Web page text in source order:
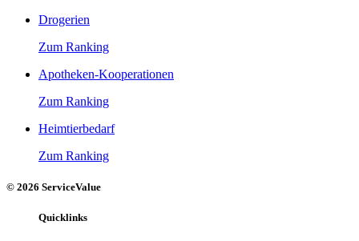
Drogerien
Zum Ranking
Apotheken-Kooperationen
Zum Ranking
Heimtierbedarf
Zum Ranking
© 2026 ServiceValue
Quicklinks